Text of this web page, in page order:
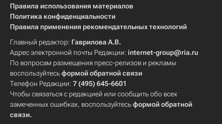
Правила использования материалов
Политика конфиденциальности
Правила применения рекомендательных технологий
Главный редактор: Гаврилова А.В.
Адрес электронной почты Редакции: internet-group@ria.ru
По вопросам размещения пресс-релизов и рекламы
воспользуйтесьформой обратной связи
Телефон Редакции: 7 (495) 645-6601
Чтобы связаться с редакцией или сообщить обо всех
замеченных ошибках, воспользуйтесьформой обратной
связи.